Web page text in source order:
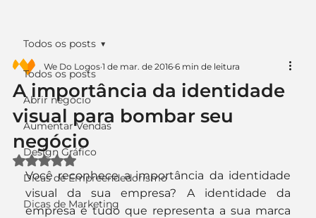
Todos os posts
Abrir negócio
Aumentar Vendas
Design Gráfico
Dicas de Empreendedorismo
Dicas de Marketing
Todos os posts
A importância da identidade
visual para bombar seu
negócio
We Do Logos 1 de mar. de 2016 6 min de leitura
Avaliado com NaN de 5 estrelas.
Você reconhece a importância da identidade
visual da sua empresa? A identidade da
empresa é tudo que representa a sua marca